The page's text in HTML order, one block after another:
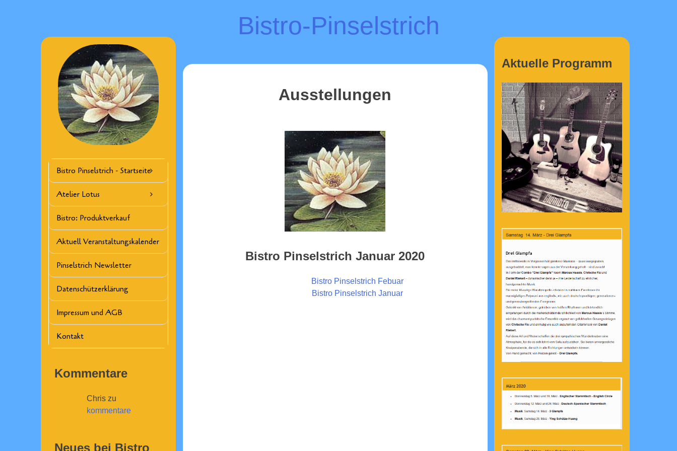
Bistro-Pinselstrich
Bistro Pinselstrich - Startseite
Atelier Lotus
Bistro: Produktverkauf
Aktuell Veranstaltungskalender
Pinselstrich Newsletter
Datenschützerklärung
Impressum und AGB
Kontakt
Kommentare
Chriszu
kommentare
Neues bei Bistro
Ausstellungen
Bistro Pinselstrich Januar 2020
Bistro Pinselstrich Febuar
Bistro Pinselstrich Januar
Aktuelle Programm